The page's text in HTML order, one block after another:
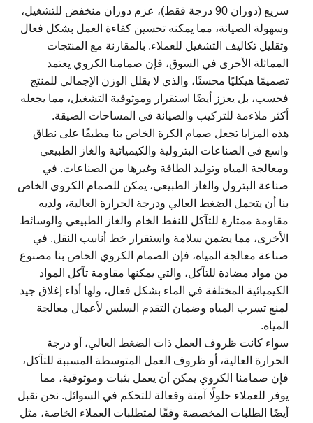
سريع (دوران 90 درجة فقط)، عزم دوران منخفض للتشغيل،
وسهولة الصيانة، مما يمكنه تحسين كفاءة العمل بشكل فعال
وتقليل تكاليف التشغيل للعملاء. بالمقارنة مع المنتجات
المماثلة الأخرى في السوق، فإن صمامنا الكروي يعتمد
تصميمًا هيكليًا محسنًا، والذي لا يقلل الوزن الإجمالي للمنتج
فحسب، بل يعزز أيضًا استقرار وموثوقية التشغيل، مما يجعله
أكثر ملاءمة للتركيب والصيانة في المساحات الضيقة.
هذه المزايا تجعل صمام الكرة الخاص بنا مطبقًا على نطاق
واسع في الصناعات البترولية والكيميائية والغاز الطبيعي
ومعالجة المياه وتوليد الطاقة وغيرها من الصناعات. في
صناعة البترول والغاز الطبيعي، يمكن للصمام الكروي الخاص
بنا أن يتحمل الضغط العالي ودرجة الحرارة العالية، ولديه
مقاومة ممتازة للتآكل للنفط الخام والغاز الطبيعي والوسائط
الأخرى، مما يضمن سلامة واستقرار خط أنابيب النقل. في
صناعة معالجة المياه، فإن الصمام الكروي الخاص بنا مصنوع
من مواد مضادة للتآكل، والتي يمكنها مقاومة تآكل المواد
الكيميائية المختلفة في الماء بشكل فعال، ولها أداء إغلاق جيد
لمنع تسرب المياه وضمان التقدم السلس لأعمال معالجة
المياه.
سواء كانت ظروف العمل ذات الضغط العالي، أو درجة
الحرارة العالية، أو ظروف العمل المتوسطة المسببة للتآكل،
فإن صمامنا الكروي يمكن أن يعمل بثبات وموثوقية، مما
يوفر للعملاء حلولًا آمنة وفعالة للتحكم في السوائل. نحن نقبل
أيضًا الطلبات المخصصة وفقًا لمتطلبات العملاء الخاصة، مثل